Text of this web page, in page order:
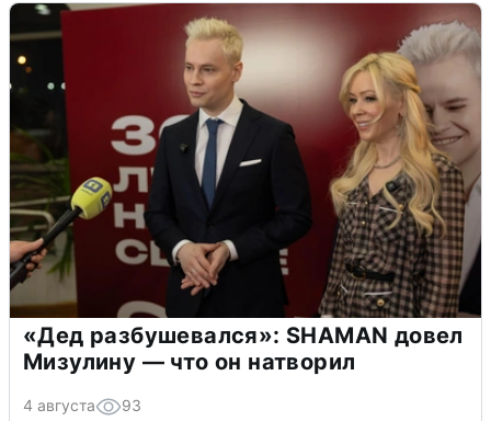
«Дед разбушевался»: SHAMAN довел
Мизулину — что он натворил
4 августа 93